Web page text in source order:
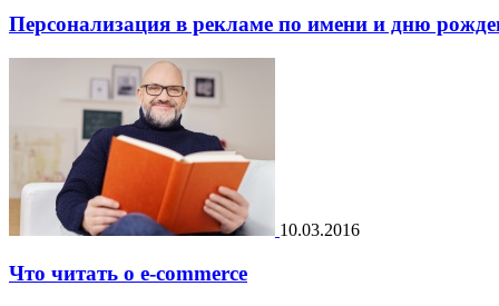
Персонализация в рекламе по имени и дню
10.03.2016
Что читать о e-commerce